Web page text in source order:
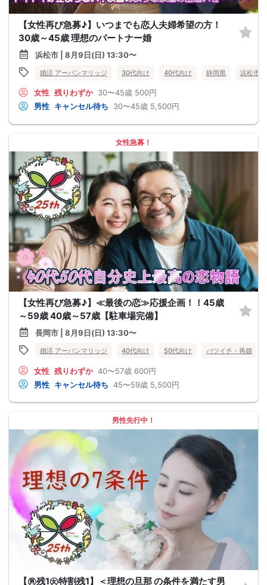
【女性再び急募♪】いつまでも恋人夫婦希望の方！
30歳～45歳 理想のパートナー婚
浜松市 | 8月9日(日) 13:30〜
婚活 アーバンマリッジ 30代向け 40代向け 静岡県 浜松市
女性 残りわずか 30〜45歳 500円
男性 キャンセル待ち 30〜45歳 5,500円
女性急募！
【女性再び急募♪】≪最後の恋≫応援企画！！45歳
～59歳 40歳～57歳【駐車場完備】
長岡市 | 8月9日(日) 13:30〜
婚活 アーバンマリッジ 40代向け 50代向け バツイチ・再婚
女性 残りわずか 40〜57歳 600円
男性 キャンセル待ち 45〜59歳 5,500円
男性先行中！
【㊚残1㊛特割残1】＜理想の旦那 の条件を満たす男